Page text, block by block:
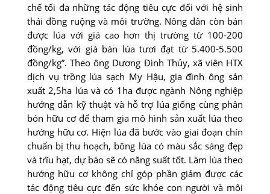
chế tối đa những tác động tiêu cực đối với hệ sinh
thái đồng ruộng và môi trường. Nông dân còn bán
được lúa với giá cao hơn thị trường từ 100-200
đồng/kg, với giá bán lúa tươi đạt từ 5.400-5.500
đồng/kg”. Theo ông Dương Ðình Thủy, xã viên HTX
dịch vụ trồng lúa sạch My Hậu, gia đình ông sản
xuất 2,5ha lúa và có 1ha được ngành Nông nghiệp
hướng dẫn kỹ thuật và hỗ trợ lúa giống cùng phân
bón hữu cơ để tham gia mô hình sản xuất lúa theo
hướng hữu cơ. Hiện lúa đã bước vào giai đoạn chín
chuẩn bị thu hoạch, bông lúa có màu sắc sáng đẹp
và trĩu hạt, dự báo sẽ có năng suất tốt. Làm lúa theo
hướng hữu cơ không chỉ góp phần giảm được các
tác động tiêu cực đến sức khỏe con người và môi